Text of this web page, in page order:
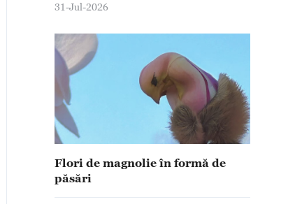
31-Jul-2026
Flori de magnolie în formă de
păsări